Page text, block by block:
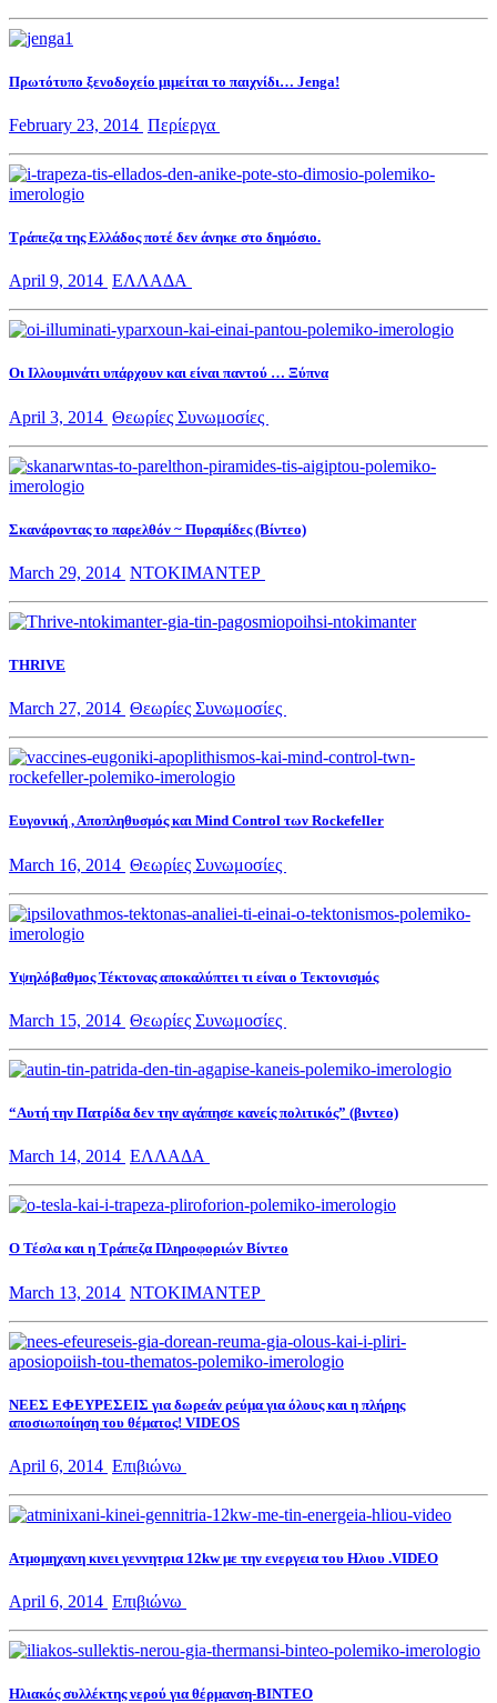
Πρωτότυπο ξενοδοχείο μιμείται το παιχνίδι… Jenga!
February 23, 2014 Περίεργα
Τράπεζα της Ελλάδος ποτέ δεν άνηκε στο δημόσιο.
April 9, 2014 ΕΛΛΑΔΑ
Οι Ιλλουμινάτι υπάρχουν και είναι παντού … Ξύπνα
April 3, 2014 Θεωρίες Συνωμοσίες
Σκανάροντας το παρελθόν ~ Πυραμίδες (Βίντεο)
March 29, 2014 ΝΤΟΚΙΜΑΝΤΕΡ
THRIVE
March 27, 2014 Θεωρίες Συνωμοσίες
Ευγονική , Αποπληθυσμός και Mind Control των Rockefeller
March 16, 2014 Θεωρίες Συνωμοσίες
Υψηλόβαθμος Τέκτονας αποκαλύπτει τι είναι ο Τεκτονισμός
March 15, 2014 Θεωρίες Συνωμοσίες
“Αυτή την Πατρίδα δεν την αγάπησε κανείς πολιτικός” (βιντεο)
March 14, 2014 ΕΛΛΑΔΑ
Ο Τέσλα και η Τράπεζα Πληροφοριών Βίντεο
March 13, 2014 ΝΤΟΚΙΜΑΝΤΕΡ
ΝΕΕΣ ΕΦΕΥΡΕΣΕΙΣ για δωρεάν ρεύμα για όλους και η πλήρης
αποσιωποίηση του θέματος! VIDEOS
April 6, 2014 Επιβιώνω
Ατμομηχανη κινει γεννητρια 12kw με την ενεργεια του Ηλιου .VIDEO
April 6, 2014 Επιβιώνω
Ηλιακός συλλέκτης νερού για θέρμανση-ΒΙΝΤΕΟ